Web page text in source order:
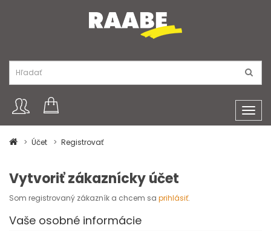
Účet
Registrovať
Vytvoriť zákaznícky účet
Som registrovaný zákazník a chcem sa prihlásiť.
Vaše osobné informácie